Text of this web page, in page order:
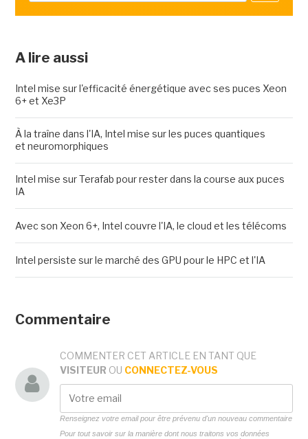
A lire aussi
Intel mise sur l'efficacité énergétique avec ses puces Xeon
6+ et Xe3P
À la traîne dans l'IA, Intel mise sur les puces quantiques
et neuromorphiques
Intel mise sur Terafab pour rester dans la course aux puces
IA
Avec son Xeon 6+, Intel couvre l'IA, le cloud et les télécoms
Intel persiste sur le marché des GPU pour le HPC et l'IA
Commentaire
COMMENTER CET ARTICLE EN TANT QUE
VISITEUR OU CONNECTEZ-VOUS
Renseignez votre email pour être prévenu d'un nouveau commentaire
Pour tout savoir sur la manière dont nous traitons vos données